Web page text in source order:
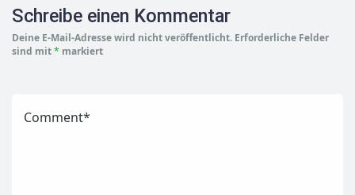
Schreibe einen Kommentar
Deine E-Mail-Adresse wird nicht veröffentlicht. Erforderliche Felder
sind mit* markiert